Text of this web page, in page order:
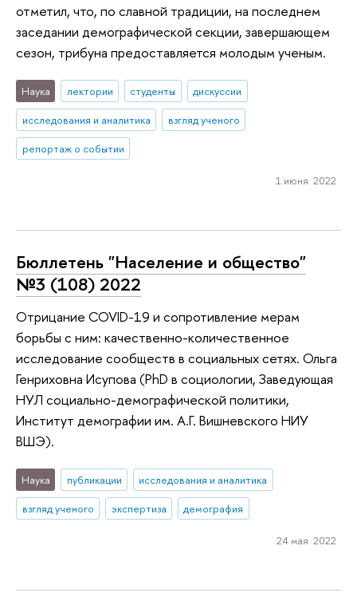
отметил, что, по славной традиции, на последнем
заседании демографической секции, завершающем
сезон, трибуна предоставляется молодым ученым.
Наука лектории студенты
дискуссии
исследования и аналитика
взгляд ученого
репортаж о событии
1 июня 2022
Бюллетень "Население и общество"
№3 (108) 2022
Отрицание COVID-19 и сопротивление мерам
борьбы с ним: качественно-количественное
исследование сообществ в социальных сетях. Ольга
Генриховна Исупова (PhD в социологии, Заведующая
НУЛ социально-демографической политики,
Институт демографии им. А.Г. Вишневского НИУ
ВШЭ).
Наука публикации
исследования и аналитика
взгляд ученого
экспертиза демография
24 мая 2022